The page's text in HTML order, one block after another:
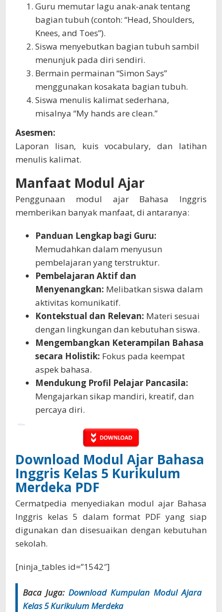
Guru memutar lagu anak-anak tentang
bagian tubuh (contoh: “Head, Shoulders,
Knees, and Toes”).
Siswa menyebutkan bagian tubuh sambil
menunjuk pada diri sendiri.
Bermain permainan “Simon Says”
menggunakan kosakata bagian tubuh.
Siswa menulis kalimat sederhana,
misalnya “My hands are clean.”
Asesmen:
Laporan lisan, kuis vocabulary, dan latihan
menulis kalimat.
Manfaat Modul Ajar
Penggunaan modul ajar Bahasa Inggris
memberikan banyak manfaat, di antaranya:
Panduan Lengkap bagi Guru:
Memudahkan dalam menyusun
pembelajaran yang terstruktur.
Pembelajaran Aktif dan
Menyenangkan: Melibatkan siswa dalam
aktivitas komunikatif.
Kontekstual dan Relevan: Materi sesuai
dengan lingkungan dan kebutuhan siswa.
Mengembangkan Keterampilan Bahasa
secara Holistik: Fokus pada keempat
aspek bahasa.
Mendukung Profil Pelajar Pancasila:
Mengajarkan sikap mandiri, kreatif, dan
percaya diri.
Download Modul Ajar Bahasa
Inggris Kelas 5 Kurikulum
Merdeka PDF
Cermatpedia menyediakan modul ajar Bahasa
Inggris kelas 5 dalam format PDF yang siap
digunakan dan disesuaikan dengan kebutuhan
sekolah.
[ninja_tables id=”1542″]
Baca Juga: Download Kumpulan Modul Ajara
Kelas 5 Kurikulum Merdeka